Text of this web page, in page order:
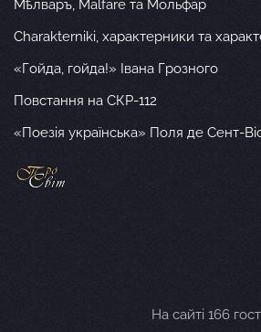
Мѣлваръ, Malfare та Мольфар
Charakterniki, характерники та
«Гойда, гойда!» Івана Грозного
Повстання на СКР-112
«Поезія українська» Поля де Сент-
На сайті 166